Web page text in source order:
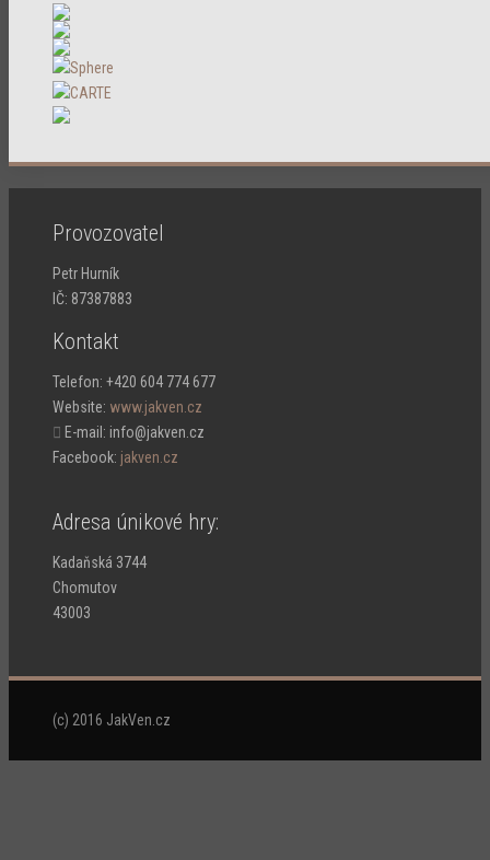
Provozovatel
Petr Hurník
IČ: 87387883
Kontakt
Telefon: +420 604 774 677
Website: www.jakven.cz
 E-mail: info@jakven.cz
Facebook: jakven.cz
Adresa únikové hry:
Kadaňská 3744
Chomutov
43003
(c) 2016 JakVen.cz